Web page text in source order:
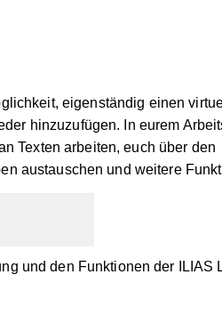
eigenständig einen
hinzuzufügen. In eurem
Texten arbeiten, euch über den
austauschen und weitere
und den Funktionen der ILIAS